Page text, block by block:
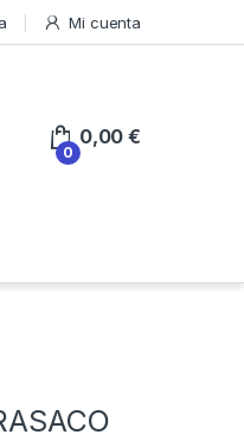
Mi cuenta
0
0,00€